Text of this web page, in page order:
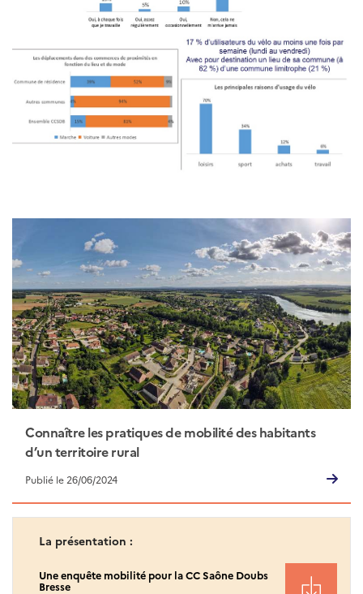
Connaître les pratiques de mobilité des habitants
d’un territoire rural
Publié le 26/06/2024
La présentation :
Une enquête mobilité pour la CC Saône Doubs
Bresse